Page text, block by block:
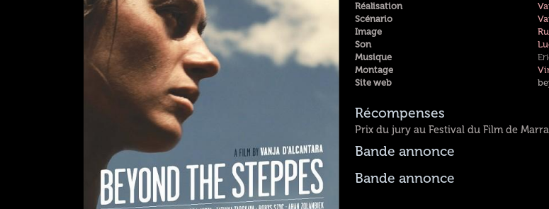
Réalisation
Scénario
Image
Son
Musique
Montage
Site web
Récompenses
Prix du jury au Festival du Film de
Bande annonce
Bande annonce